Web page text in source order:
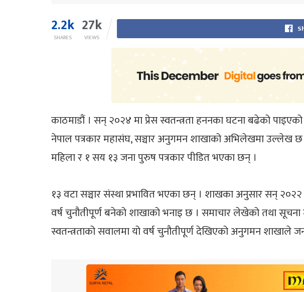
2.2k
SHARES
27k
VIEWS
काठमाडौं । सन् २०२४ मा प्रेस स्वतन्त्रता हननका घटना बढेको
नेपाल पत्रकार महासंघ, सञ्चार अनुगमन शाखाको अभिलेखमा उल्लेख छ
महिला र १ सय १३ जना पुरुष पत्रकार पीडित भएका छन् ।
१३ वटा सञ्चार संस्था प्रभावित भएका छन् । शाखका अनुसार सन्
वर्ष चुनौतीपूर्ण बनेको शाखाको भनाइ छ । समाचार लेखेको तथा सूचना
स्वतन्त्रताको सवालमा यो वर्ष चुनौतीपूर्ण देखिएको अनुगमन शाखाले